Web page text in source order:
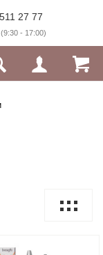
27 77
- 17:00)